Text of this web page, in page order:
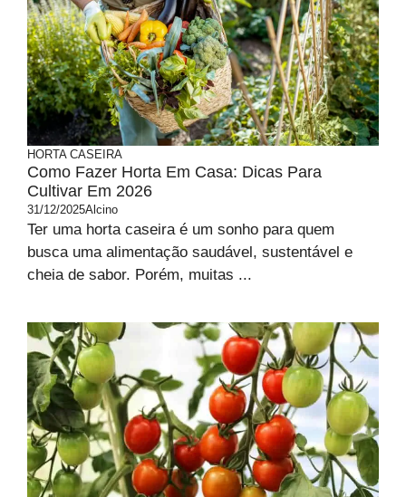
HORTA CASEIRA
Como Fazer Horta Em Casa: Dicas Para
Cultivar Em 2026
31/12/2025Alcino
Ter uma horta caseira é um sonho para quem
busca uma alimentação saudável, sustentável e
cheia de sabor. Porém, muitas ...